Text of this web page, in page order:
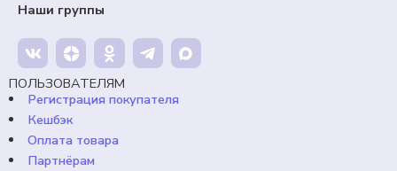
Наши группы
ПОЛЬЗОВАТЕЛЯМ
Регистрация покупателя
Кешбэк
Оплата товара
Партнёрам